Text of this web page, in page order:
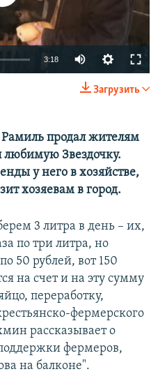
3:18
Загрузить
продал жителям
любимую Звездочку.
у него в хозяйстве,
хозяевам в город.
3 литра в день – их,
по три литра, но
50 рублей, вот 150
на счет и на эту сумму
переработку,
фермерского
рассказывает о
фермеров,
на балконе".